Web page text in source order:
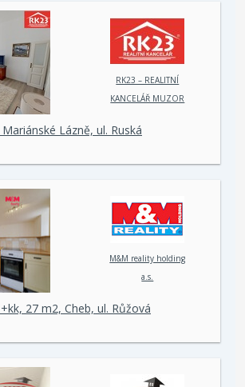
RK23 – REALITNÍ
KANCELÁŘ MUZOR
Lázně, ul. Ruská
M&M reality holding
a.s.
27 m2, Cheb, ul. Růžová